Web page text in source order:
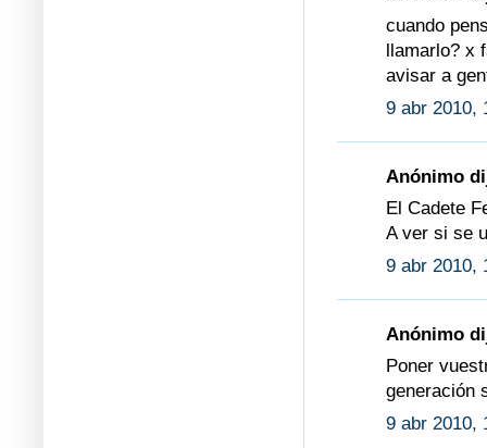
cuando
llamarlo?
avisar a
9 abr 2010,
Anónimo
El Cadete
A ver si se
9 abr 2010,
Anónimo
Poner
generación
9 abr 2010,